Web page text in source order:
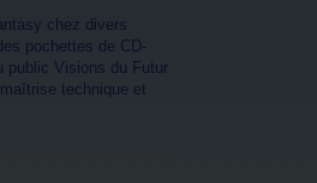
chez divers
pochettes de CD-
public Visions du Futur
technique et